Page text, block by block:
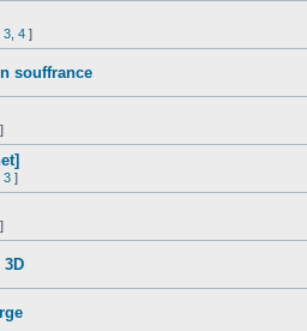
3 4 ]
souffrance
]
3 ]
]
3D